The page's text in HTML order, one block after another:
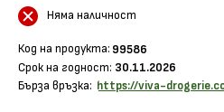
Няма наличност
Код на продукта: 99586
Срок на годност: 30.11.2026
Бърза връзка: https://viva-